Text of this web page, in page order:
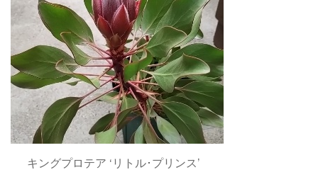
キングプロテア ‘リトル･プリンス’